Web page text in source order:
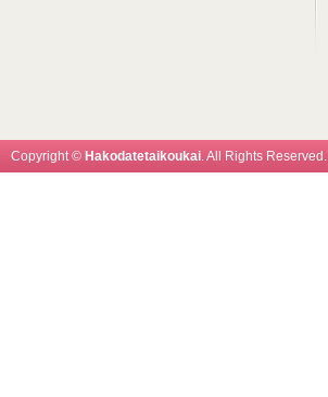
Copyright © Hakodatetaikoukai. All Rights Reserved.